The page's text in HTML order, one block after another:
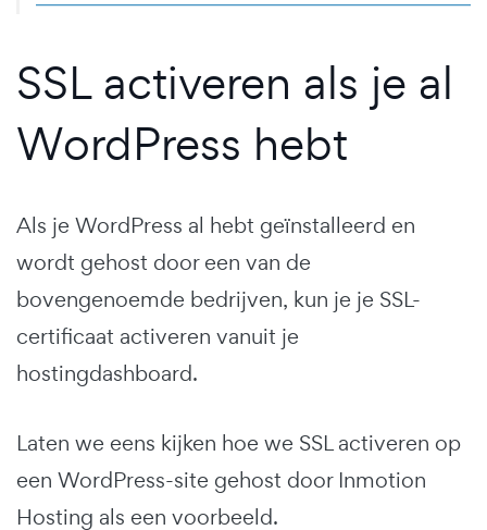
SSL activeren als je al
WordPress hebt
Als je WordPress al hebt geïnstalleerd en
wordt gehost door een van de
bovengenoemde bedrijven, kun je je SSL-
certificaat activeren vanuit je
hostingdashboard.
Laten we eens kijken hoe we SSL activeren op
een WordPress-site gehost door Inmotion
Hosting als een voorbeeld.